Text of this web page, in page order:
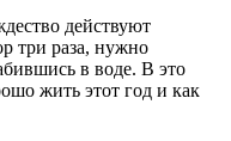
действуют
три раза, нужно
в воде. В это
жить этот год и как